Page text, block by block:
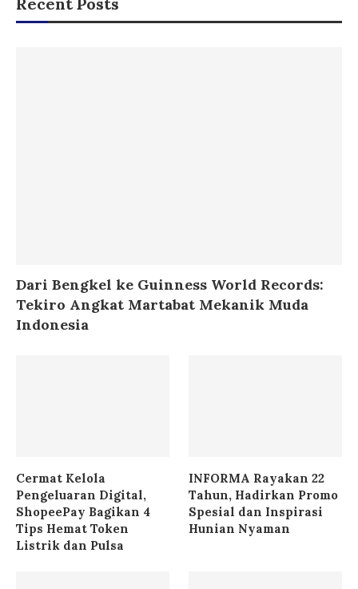
Dari Bengkel ke Guinness World Records:
Tekiro Angkat Martabat Mekanik Muda
Indonesia
Cermat Kelola
Pengeluaran Digital,
ShopeePay Bagikan 4
Tips Hemat Token
Listrik dan Pulsa
INFORMA Rayakan 22
Tahun, Hadirkan Promo
Spesial dan Inspirasi
Hunian Nyaman